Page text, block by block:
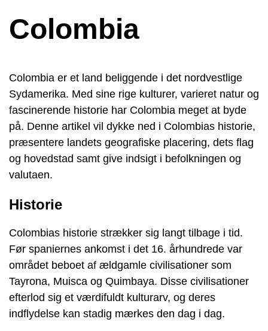
Colombia
Colombia er et land beliggende i det nordvestlige
Sydamerika. Med sine rige kulturer, varieret natur og
fascinerende historie har Colombia meget at byde
på. Denne artikel vil dykke ned i Colombias historie,
præsentere landets geografiske placering, dets flag
og hovedstad samt give indsigt i befolkningen og
valutaen.
Historie
Colombias historie strækker sig langt tilbage i tid.
Før spaniernes ankomst i det 16. århundrede var
området beboet af ældgamle civilisationer som
Tayrona, Muisca og Quimbaya. Disse civilisationer
efterlod sig et værdifuldt kulturarv, og deres
indflydelse kan stadig mærkes den dag i dag.